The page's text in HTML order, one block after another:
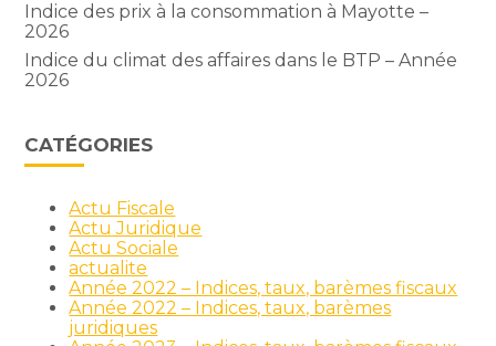
Indice des prix à la consommation à Mayotte –
2026
Indice du climat des affaires dans le BTP – Année
2026
CATÉGORIES
Actu Fiscale
Actu Juridique
Actu Sociale
actualite
Année 2022 – Indices, taux, barèmes fiscaux
Année 2022 – Indices, taux, barèmes
juridiques